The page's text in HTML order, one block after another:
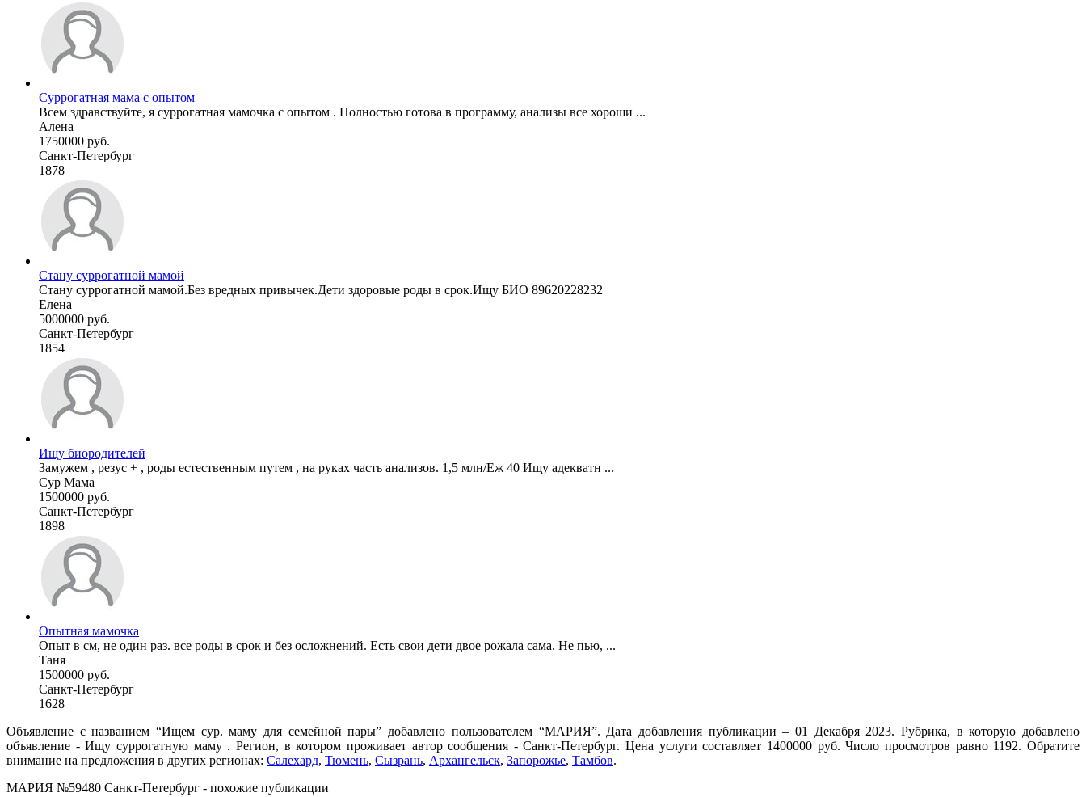
Суррогатная мама с опытом
Всем здравствуйте, я суррогатная мамочка с опытом . Полностью готова в программу, анализы все хороши ...
Алена
1750000 руб.
Санкт-Петербург
1878
Стану суррогатной мамой
Стану суррогатной мамой.Без вредных привычек.Дети здоровые роды в срок.Ищу БИО 89620228232
Елена
5000000 руб.
Санкт-Петербург
1854
Ищу биородителей
Замужем , резус + , роды естественным путем , на руках часть анализов. 1,5 млн/Еж 40 Ищу адекватн ...
Сур Мама
1500000 руб.
Санкт-Петербург
1898
Опытная мамочка
Опыт в см, не один раз. все роды в срок и без осложнений. Есть свои дети двое рожала сама. Не пью, ...
Таня
1500000 руб.
Санкт-Петербург
1628
Объявление с названием “Ищем сур. маму для семейной пары” добавлено пользователем “МАРИЯ”. Дата добавления публикации – 01 Декабря 2023. Рубрика, в которую добавлено
объявление - Ищу суррогатную маму . Регион, в котором проживает автор сообщения - Санкт-Петербург. Цена услуги составляет 1400000 руб. Число просмотров равно 1192. Обратите
внимание на предложения в других регионах: Салехард, Тюмень, Сызрань, Архангельск, Запорожье, Тамбов.
МАРИЯ №59480 Санкт-Петербург - похожие публикации